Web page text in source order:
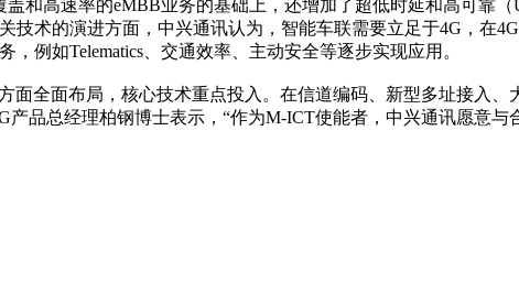
和高速率的eMBB业务的基础上，还增加了超低时延和高可靠
术的演进方面，中兴通讯认为，智能车联需要立足于4G，在
例如Telematics、交通效率、主动安全等逐步实现应用。
面全面布局，核心技术重点投入。在信道编码、新型多址接入
品总经理柏钢博士表示，“作为M-ICT使能者，中兴通讯愿意与